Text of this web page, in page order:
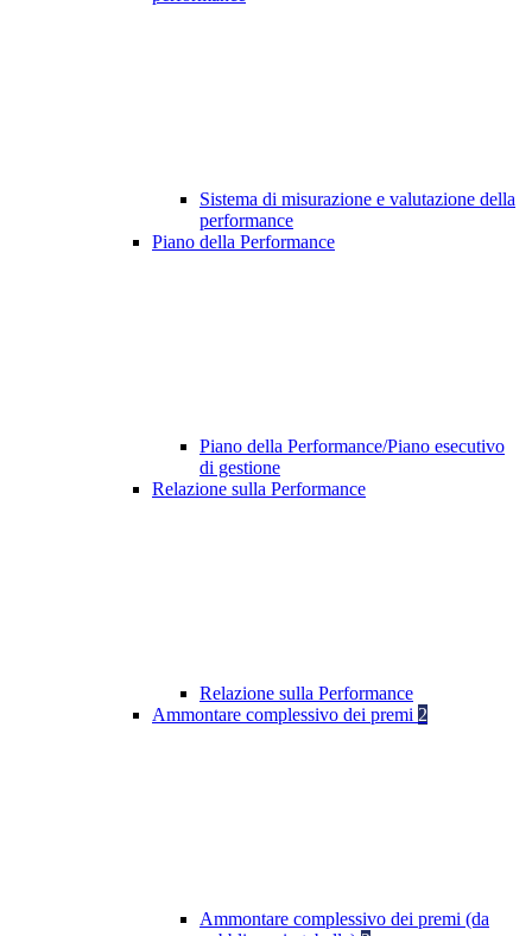
Sistema di misurazione e valutazione della
performance
Piano della Performance
Piano della Performance/Piano esecutivo
di gestione
Relazione sulla Performance
Relazione sulla Performance
Ammontare complessivo dei premi 2
Ammontare complessivo dei premi (da